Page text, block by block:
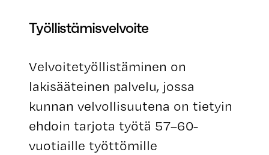
Työllistämisvelvoite
Velvoitetyöllistäminen on
lakisääteinen palvelu, jossa
kunnan velvollisuutena on tietyin
ehdoin tarjota työtä 57–60-
vuotiaille työttömille